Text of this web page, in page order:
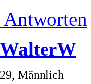
Antworten
WalterW
29, Männlich